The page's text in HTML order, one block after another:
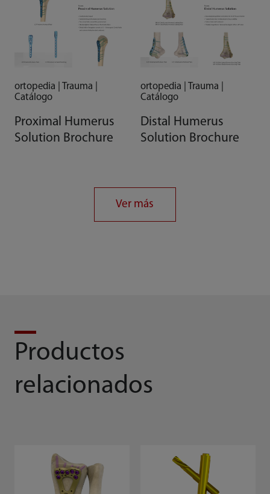
ortopedia | Trauma |
Catálogo
Proximal Humerus
Solution Brochure
ortopedia | Trauma |
Catálogo
Distal Humerus
Solution Brochure
Ver más
Productos
relacionados